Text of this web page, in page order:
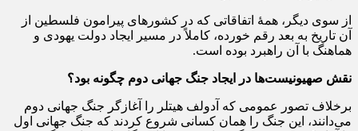
از سوی دیگر، همۀ اتفاقاتی که در کشور‌های پیرامون فلسطین از
آن تاریخ به بعد رقم خورده، کاملاً در مسیر ایجاد دولت یهودی و
هماهنگ با آن راهبرد بوده است.
نقش صهیونیست‌ها در ایجاد جنگ جهانی دوم چگونه بود؟
برخلاف تصور عمومی که آدولف هیتلر را آغازگر جنگ جهانی دوم
می‌دانند، این جنگ را همان کسانی شروع کردند که جنگ جهانی اول